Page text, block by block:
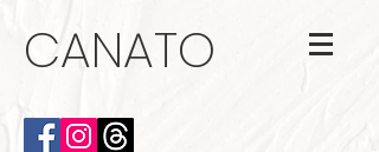
CANATO